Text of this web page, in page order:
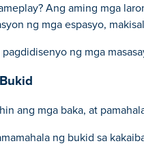
Ang aming mga
ng mga espasyo,
ng mga
ang mga baka, at
ng bukid sa